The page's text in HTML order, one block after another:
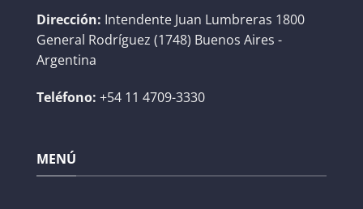
Dirección: Intendente Juan Lumbreras 1800
General Rodríguez (1748) Buenos Aires -
Argentina
Teléfono: +54 11 4709-3330
MENÚ